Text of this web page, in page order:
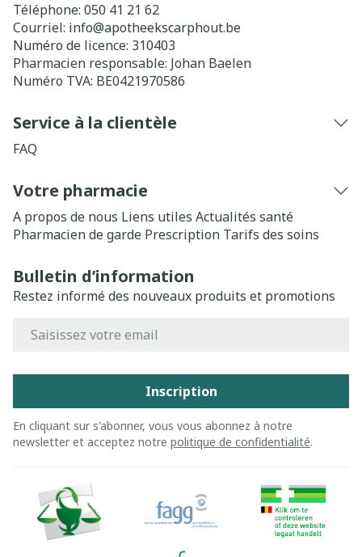
Téléphone: 050 41 21 62
Courriel: info@apotheekscarphout.be
Numéro de licence: 310403
Pharmacien responsable: Johan Baelen
Numéro TVA: BE0421970586
Service à la clientèle
FAQ
Votre pharmacie
A propos de nous Liens utiles Actualités santé
Pharmacien de garde Prescription Tarifs des soins
Bulletin d’information
Restez informé des nouveaux produits et promotions
Inscription
En cliquant sur s'abonner, vous vous abonnez à notre
newsletter et acceptez notre politique de confidentialité.